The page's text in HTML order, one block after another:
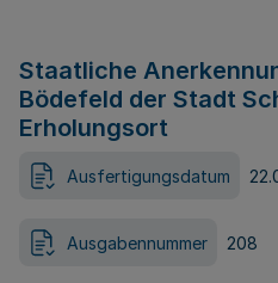
Staatliche
Bödefeld der Stadt
Erholungsort
Ausfertigungsdatum
Ausgabennummer 208